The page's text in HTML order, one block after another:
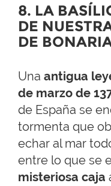
8. LA
DE
DE
Una antigua
de marzo de
de España se
tormenta que
echar al mar
entre lo que se
misteriosa caja